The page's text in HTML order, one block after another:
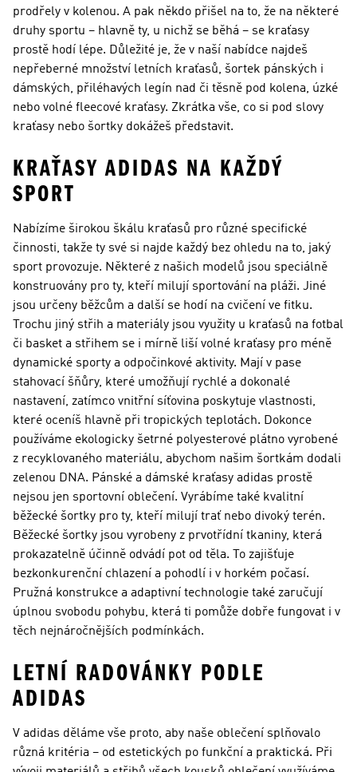
prodřely v kolenou. A pak někdo přišel na to, že na některé
druhy sportu – hlavně ty, u nichž se běhá – se kraťasy
prostě hodí lépe. Důležité je, že v naší nabídce najdeš
nepřeberné množství letních kraťasů, šortek pánských i
dámských, přiléhavých legín nad či těsně pod kolena, úzké
nebo volné fleecové kraťasy. Zkrátka vše, co si pod slovy
kraťasy nebo šortky dokážeš představit.
KRAŤASY ADIDAS NA KAŽDÝ
SPORT
Nabízíme širokou škálu kraťasů pro různé specifické
činnosti, takže ty své si najde každý bez ohledu na to, jaký
sport provozuje. Některé z našich modelů jsou speciálně
konstruovány pro ty, kteří milují sportování na pláži. Jiné
jsou určeny běžcům a další se hodí na cvičení ve fitku.
Trochu jiný střih a materiály jsou využity u kraťasů na fotbal
či basket a střihem se i mírně liší volné kraťasy pro méně
dynamické sporty a odpočinkové aktivity. Mají v pase
stahovací šňůry, které umožňují rychlé a dokonalé
nastavení, zatímco vnitřní síťovina poskytuje vlastnosti,
které oceníš hlavně při tropických teplotách. Dokonce
používáme ekologicky šetrné polyesterové plátno vyrobené
z recyklovaného materiálu, abychom našim šortkám dodali
zelenou DNA. Pánské a dámské kraťasy adidas prostě
nejsou jen sportovní oblečení. Vyrábíme také kvalitní
běžecké šortky pro ty, kteří milují trať nebo divoký terén.
Běžecké šortky jsou vyrobeny z prvotřídní tkaniny, která
prokazatelně účinně odvádí pot od těla. To zajišťuje
bezkonkurenční chlazení a pohodlí i v horkém počasí.
Pružná konstrukce a adaptivní technologie také zaručují
úplnou svobodu pohybu, která ti pomůže dobře fungovat i v
těch nejnáročnějších podmínkách.
LETNÍ RADOVÁNKY PODLE
ADIDAS
V adidas děláme vše proto, aby naše oblečení splňovalo
různá kritéria – od estetických po funkční a praktická. Při